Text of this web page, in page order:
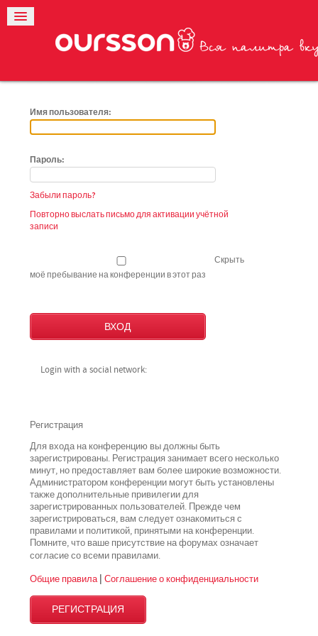
Имя пользователя:
Пароль:
Забыли пароль?
Повторно выслать письмо для активации учётной
записи
Скрыть
моё пребывание на конференции в этот раз
Login with a social network:
Регистрация
Для входа на конференцию вы должны быть
зарегистрированы. Регистрация занимает всего несколько
минут, но предоставляет вам более широкие возможности.
Администратором конференции могут быть установлены
также дополнительные привилегии для
зарегистрированных пользователей. Прежде чем
зарегистрироваться, вам следует ознакомиться с
правилами и политикой, принятыми на конференции.
Помните, что ваше присутствие на форумах означает
согласие со всемиправилами.
Общие правила| Соглашение о конфиденциальности
РЕГИСТРАЦИЯ